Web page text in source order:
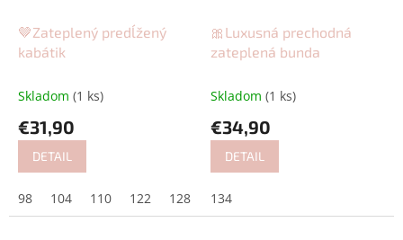
🤎Zateplený predĺžený
kabátik
Skladom (1 ks)
€31,90
DETAIL
98 104 110 122 128 134
🎀Luxusná prechodná
zateplená bunda
Skladom (1 ks)
€34,90
DETAIL
134